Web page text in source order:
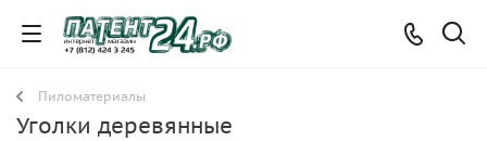
Пиломатериалы
Уголки деревянные